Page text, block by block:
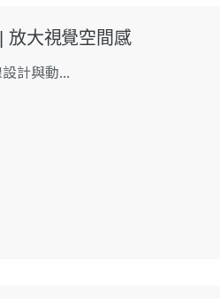
放大視覺空間感
計與動...